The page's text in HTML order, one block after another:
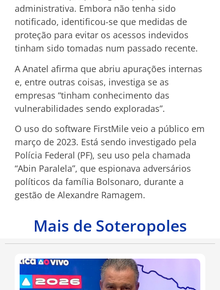
administrativa. Embora não tenha sido
notificado, identificou-se que medidas de
proteção para evitar os acessos indevidos
tinham sido tomadas num passado recente.
A Anatel afirma que abriu apurações internas
e, entre outras coisas, investiga se as
empresas “tinham conhecimento das
vulnerabilidades sendo exploradas”.
O uso do software FirstMile veio a público em
março de 2023. Está sendo investigado pela
Polícia Federal (PF), seu uso pela chamada
“Abin Paralela”, que espionava adversários
políticos da família Bolsonaro, durante a
gestão de Alexandre Ramagem.
Mais de Soteropoles